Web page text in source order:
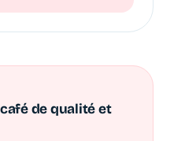
de qualité et